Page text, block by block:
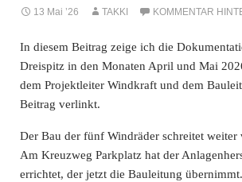
13 Mai ’26 TAKKI KOMMENTAR
In diesem Beitrag zeige ich die
Dreispitz in den Monaten April und Mai
dem Projektleiter Windkraft und dem
Beitrag verlinkt.
Der Bau der fünf Windräder schreitet
Am Kreuzweg Parkplatz hat der
errichtet, der jetzt die Bauleitung